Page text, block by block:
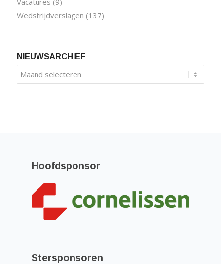
Wedstrijdverslagen (137)
NIEUWSARCHIEF
Hoofdsponsor
Stersponsoren